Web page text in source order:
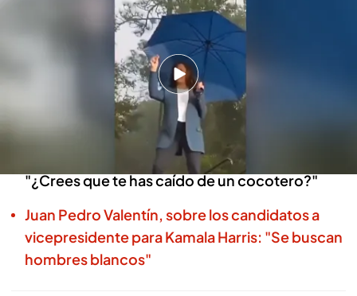
Redacción digital Noticias Cuatro Agencia EFE
El tuit "Kamala IS brat" surge de la artista
británica Charli XCX para apoyar a Kamala
Harris
Una de las famosas frases de Kamala Harris:
"¿Crees que te has caído de un cocotero?"
Juan Pedro Valentín, sobre los candidatos a
vicepresidente para Kamala Harris: "Se buscan
hombres blancos"